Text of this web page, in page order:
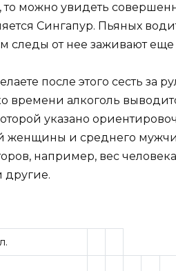
то можно увидеть
Сингапур. Пьяных
от нее заживают еще
после этого сесть за
времени алкоголь
указано
женщины и среднего
например, вес
другие.